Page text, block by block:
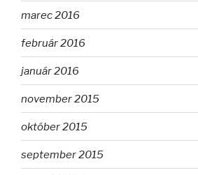
marec 2016
február 2016
január 2016
november 2015
október 2015
september 2015